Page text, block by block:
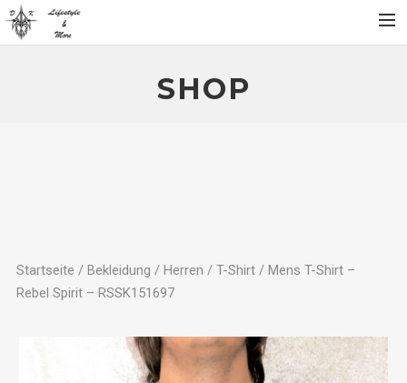
Mein Konto
Warenkorb
SHOP
Startseite / Bekleidung / Herren / T-Shirt/ Mens T-Shirt –
Rebel Spirit – RSSK151697